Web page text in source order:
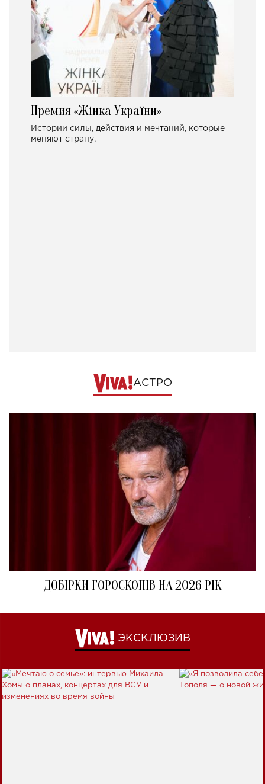
Премия «Жінка України»
Истории силы, действия и мечтаний, которые
меняют страну.
АСТРО
ДОБІРКИ ГОРОСКОПІВ НА 2026 РІК
ЭКСКЛЮЗИВ